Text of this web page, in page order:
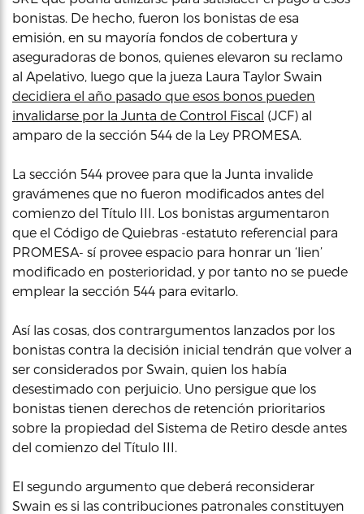
bonistas. De hecho, fueron los bonistas de esa
emisión, en su mayoría fondos de cobertura y
aseguradoras de bonos, quienes elevaron su reclamo
al Apelativo, luego que la jueza Laura Taylor Swain
decidiera el año pasado que esos bonos pueden
invalidarse por la Junta de Control Fiscal (JCF) al
amparo de la sección 544 de la Ley PROMESA.
La sección 544 provee para que la Junta invalide
gravámenes que no fueron modificados antes del
comienzo del Título III. Los bonistas argumentaron
que el Código de Quiebras -estatuto referencial para
PROMESA- sí provee espacio para honrar un ‘lien’
modificado en posterioridad, y por tanto no se puede
emplear la sección 544 para evitarlo.
Así las cosas, dos contrargumentos lanzados por los
bonistas contra la decisión inicial tendrán que volver a
ser considerados por Swain, quien los había
desestimado con perjuicio. Uno persigue que los
bonistas tienen derechos de retención prioritarios
sobre la propiedad del Sistema de Retiro desde antes
del comienzo del Título III.
El segundo argumento que deberá reconsiderar
Swain es si las contribuciones patronales constituyen